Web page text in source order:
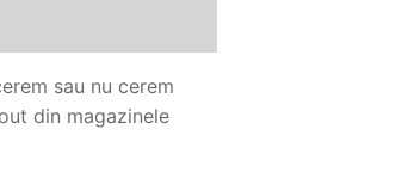
sau nu cerem
din magazinele